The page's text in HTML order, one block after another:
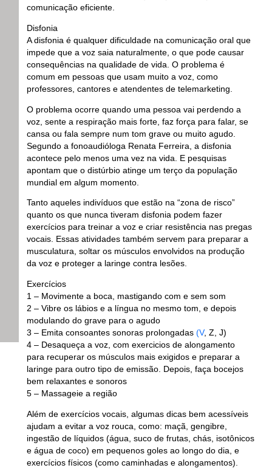
comunicação eficiente.
Disfonia
A disfonia é qualquer dificuldade na comunicação oral que
impede que a voz saia naturalmente, o que pode causar
consequências na qualidade de vida. O problema é
comum em pessoas que usam muito a voz, como
professores, cantores e atendentes de telemarketing.
O problema ocorre quando uma pessoa vai perdendo a
voz, sente a respiração mais forte, faz força para falar, se
cansa ou fala sempre num tom grave ou muito agudo.
Segundo a fonoaudióloga Renata Ferreira, a disfonia
acontece pelo menos uma vez na vida. E pesquisas
apontam que o distúrbio atinge um terço da população
mundial em algum momento.
Tanto aqueles indivíduos que estão na “zona de risco”
quanto os que nunca tiveram disfonia podem fazer
exercícios para treinar a voz e criar resistência nas pregas
vocais. Essas atividades também servem para preparar a
musculatura, soltar os músculos envolvidos na produção
da voz e proteger a laringe contra lesões.
Exercícios
1 – Movimente a boca, mastigando com e sem som
2 – Vibre os lábios e a língua no mesmo tom, e depois
modulando do grave para o agudo
3 – Emita consoantes sonoras prolongadas (V, Z, J)
4 – Desaqueça a voz, com exercicios de alongamento
para recuperar os músculos mais exigidos e preparar a
laringe para outro tipo de emissão. Depois, faça bocejos
bem relaxantes e sonoros
5 – Massageie a região
Além de exercícios vocais, algumas dicas bem acessíveis
ajudam a evitar a voz rouca, como: maçã, gengibre,
ingestão de líquidos (água, suco de frutas, chás, isotônicos
e água de coco) em pequenos goles ao longo do dia, e
exercícios físicos (como caminhadas e alongamentos).